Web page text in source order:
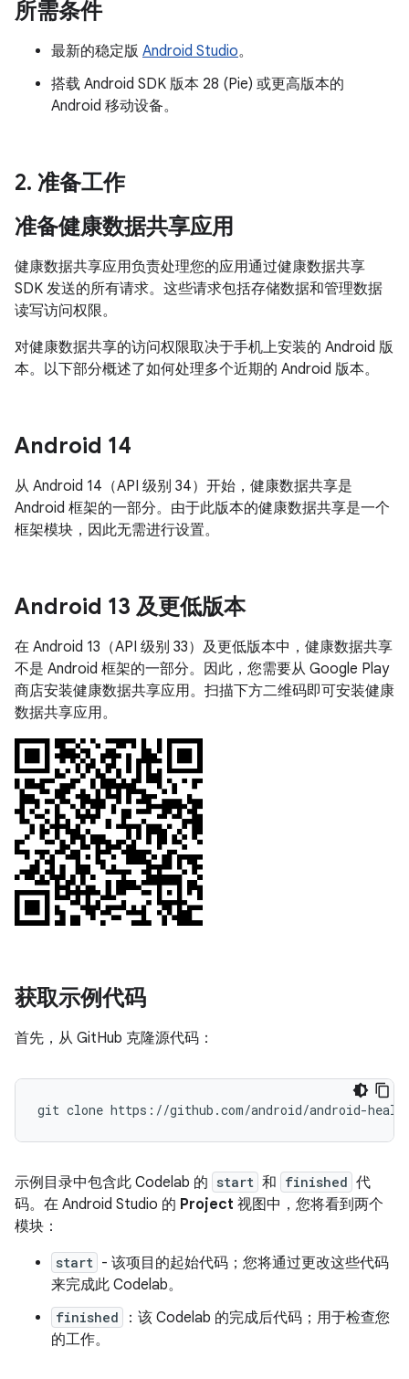
所需条件
最新的稳定版 Android Studio。
搭载 Android SDK 版本 28 (Pie) 或更高版本的
Android 移动设备。
2. 准备工作
准备健康数据共享应用
健康数据共享应用负责处理您的应用通过健康数据共享
SDK 发送的所有请求。这些请求包括存储数据和管理数据
读写访问权限。
对健康数据共享的访问权限取决于手机上安装的 Android 版
本。以下部分概述了如何处理多个近期的 Android 版本。
Android 14
从 Android 14（API 级别 34）开始，健康数据共享是
Android 框架的一部分。由于此版本的健康数据共享是一个
框架模块，因此无需进行设置。
Android 13 及更低版本
在 Android 13（API 级别 33）及更低版本中，健康数据共享
不是 Android 框架的一部分。因此，您需要从 Google Play
商店安装健康数据共享应用。扫描下方二维码即可安装健康
数据共享应用。
获取示例代码
首先，从 GitHub 克隆源代码：
示例目录中包含此 Codelab 的 start 和 finished 代
码。在 Android Studio 的 Project 视图中，您将看到两个
模块：
start - 该项目的起始代码；您将通过更改这些代码
来完成此 Codelab。
finished
：该 Codelab 的完成后代码；用于检查您
的工作。